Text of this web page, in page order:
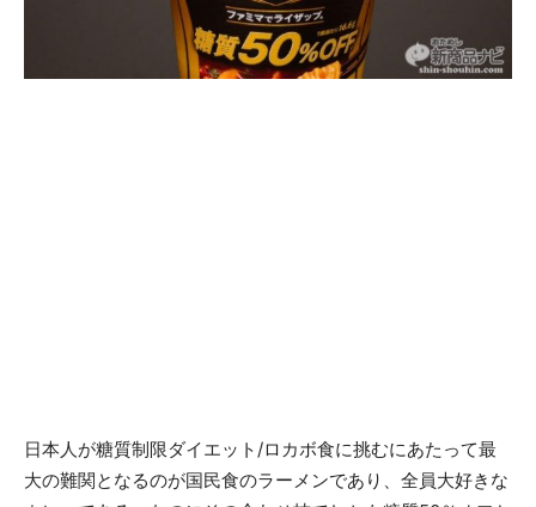
日本人が糖質制限ダイエット/ロカボ食に挑むにあたって最
大の難関となるのが国民食のラーメンであり、全員大好きな